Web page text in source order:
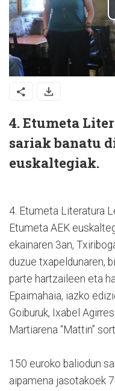
4. Etumeta
sariak banatu
euskaltegiak.
4. Etumeta Literatura
Etumeta AEK
ekainaren 3an,
duzue txapeldunaren,
parte hartzaileen eta
Epaimahaia, iazko
Goiburuk, Ixabel
Martiarena “Mattin”
150 euroko baliodun
aipamena jasotakoek